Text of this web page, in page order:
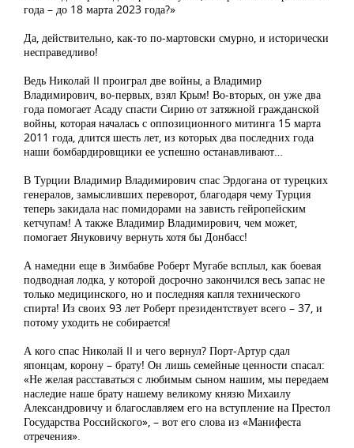
года – до 18 марта 2023 года?»
Да, действительно, как-то по-мартовски смурно, и исторически
несправедливо!
Ведь Николай II проиграл две войны, а Владимир
Владимирович, во-первых, взял Крым! Во-вторых, он уже два
года помогает Асаду спасти Сирию от затяжной гражданской
войны, которая началась с оппозиционного митинга 15 марта
2011 года, длится шесть лет, из которых два последних года
наши бомбардировщики ее успешно останавливают…
В Турции Владимир Владимирович спас Эрдогана от турецких
генералов, замысливших переворот, благодаря чему Турция
теперь закидала нас помидорами на зависть гейропейским
кетчупам! А также Владимир Владимирович, чем может,
помогает Януковичу вернуть хотя бы Донбасс!
А намедни еще в Зимбабве Роберт Мугабе всплыл, как боевая
подводная лодка, у которой досрочно закончился весь запас не
только медицинского, но и последняя капля технического
спирта! Из своих 93 лет Роберт президентствует всего – 37, и
потому уходить не собирается!
А кого спас Николай II и чего вернул? Порт-Артур сдал
японцам, корону – брату! Он лишь семейные ценности спасал:
«Не желая расставаться с любимым сыном нашим, мы передаем
наследие наше брату нашему великому князю Михаилу
Александровичу и благославляем его на вступление на Престол
Государства Российского», – вот его слова из «Манифеста
отречения».